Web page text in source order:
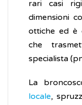
rari casi
dimensioni
ottiche ed è
che
specialista
La
locale,